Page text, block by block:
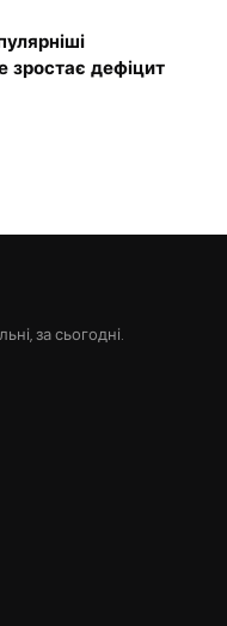
зростає дефіцит
за сьогодні.